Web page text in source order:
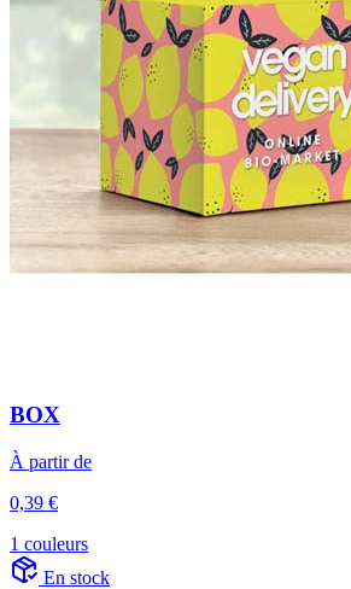
BOX
À partir de
0,39 €
1 couleurs
En stock